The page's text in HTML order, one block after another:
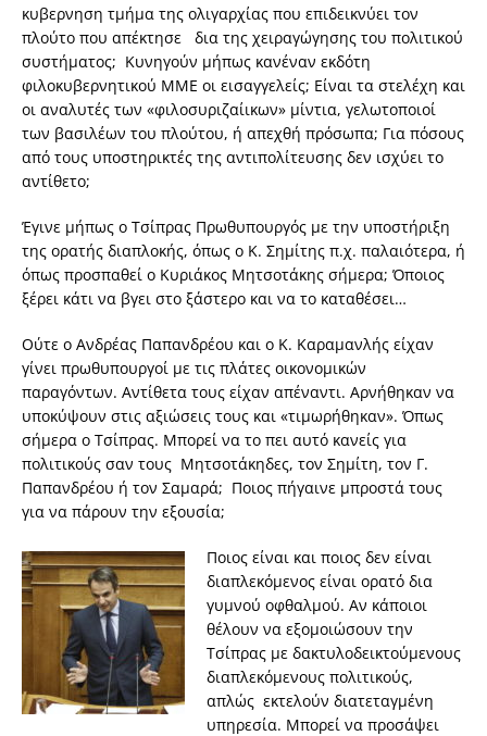
κυβερνηση τμήμα της ολιγαρχίας που επιδεικνύει τον
πλούτο που απέκτησε δια της χειραγώγησης του πολιτικού
συστήματος; Κυνηγούν μήπως κανέναν εκδότη
φιλοκυβερνητικού ΜΜΕ οι εισαγγελείς; Είναι τα στελέχη και
οι αναλυτές των «φιλοσυριζαίικων» μίντια, γελωτοποιοί
των βασιλέων του πλούτου, ή απεχθή πρόσωπα; Για πόσους
από τους υποστηρικτές της αντιπολίτευσης δεν ισχύει το
αντίθετο;
Έγινε μήπως ο Τσίπρας Πρωθυπουργός με την υποστήριξη
της ορατής διαπλοκής, όπως ο Κ. Σημίτης π.χ. παλαιότερα, ή
όπως προσπαθεί ο Κυριάκος Μητσοτάκης σήμερα; Όποιος
ξέρει κάτι να βγει στο ξάστερο και να το καταθέσει…
Ούτε ο Ανδρέας Παπανδρέου και ο Κ. Καραμανλής είχαν
γίνει πρωθυπουργοί με τις πλάτες οικονομικών
παραγόντων. Αντίθετα τους είχαν απέναντι. Αρνήθηκαν να
υποκύψουν στις αξιώσεις τους και «τιμωρήθηκαν». Όπως
σήμερα ο Τσίπρας. Μπορεί να το πει αυτό κανείς για
πολιτικούς σαν τους Μητσοτάκηδες, τον Σημίτη, τον Γ.
Παπανδρέου ή τον Σαμαρά; Ποιος πήγαινε μπροστά τους
για να πάρουν την εξουσία;
Ποιος είναι και ποιος δεν είναι
διαπλεκόμενος είναι ορατό δια
γυμνού οφθαλμού. Αν κάποιοι
θέλουν να εξομοιώσουν την
Τσίπρας με δακτυλοδεικτούμενους
διαπλεκόμενους πολιτικούς,
απλώς εκτελούν διατεταγμένη
υπηρεσία. Μπορεί να προσάψει